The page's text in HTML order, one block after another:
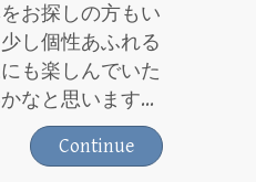
お探しの方もい
し個性あふれる
も楽しんでいた
なと思います...
Continue